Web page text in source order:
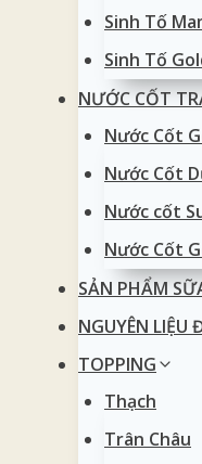
Sinh Tố
Sinh Tố
NƯỚC CỐT
Nước Cốt
Nước Cốt
Nước cốt
Nước Cốt
SẢN PHẨM
NGUYÊN LIỆU
TOPPING
Thạch
Trân Châu